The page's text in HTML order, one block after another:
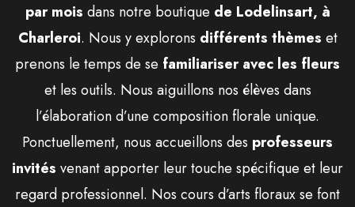
par mois dans notre boutique de Lodelinsart, à
Charleroi. Nous y explorons différents thèmes et
prenons le temps de se familiariser avec les fleurs
et les outils. Nous aiguillons nos élèves dans
l’élaboration d’une composition florale unique.
Ponctuellement, nous accueillons des professeurs
invités venant apporter leur touche spécifique et leur
regard professionnel. Nos cours d’arts floraux se font